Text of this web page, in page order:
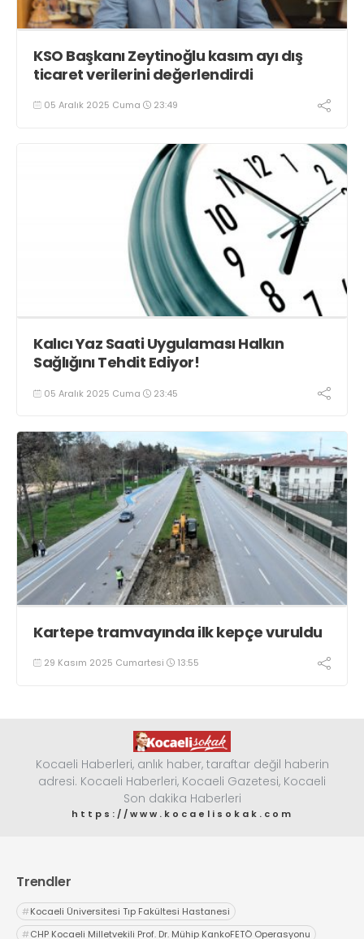
KSO Başkanı Zeytinoğlu kasım ayı dış
ticaret verilerini değerlendirdi
05 Aralık 2025 Cuma 23:49
Kalıcı Yaz Saati Uygulaması Halkın
Sağlığını Tehdit Ediyor!
05 Aralık 2025 Cuma 23:45
Kartepe tramvayında ilk kepçe vuruldu
29 Kasım 2025 Cumartesi 13:55
Kocaeli Haberleri, anlık haber, taraftar değil haberin
adresi. Kocaeli Haberleri, Kocaeli Gazetesi, Kocaeli
Son dakika Haberleri
https://www.kocaelisokak.com
Trendler
#Kocaeli Üniversitesi Tıp Fakültesi Hastanesi
#CHP Kocaeli Milletvekili Prof. Dr. Mühip KankoFETÖ Operasyonu